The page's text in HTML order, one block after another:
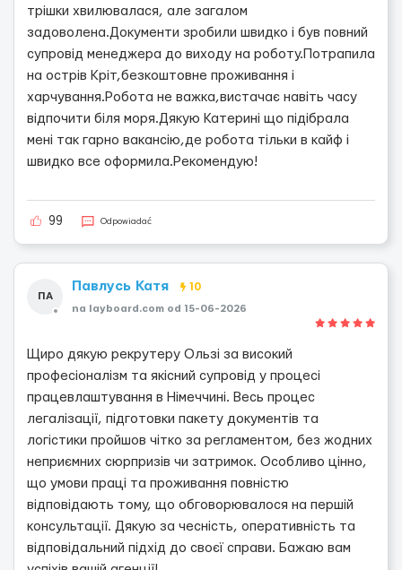
трішки хвилювалася, але загалом
задоволена.Документи зробили швидко і був повний
супровід менеджера до виходу на роботу.Потрапила
на острів Кріт,безкоштовне проживання і
харчування.Робота не важка,вистачає навіть часу
відпочити біля моря.Дякую Катерині що підібрала
мені так гарно вакансію,де робота тільки в кайф і
швидко все оформила.Рекомендую!
99 Odpowiadać
ПА
Павлусь Катя 10
na layboard.com od 15-06-2026
Щиро дякую рекрутеру Ользі за високий
професіоналізм та якісний супровід у процесі
працевлаштування в Німеччині. Весь процес
легалізації, підготовки пакету документів та
логістики пройшов чітко за регламентом, без жодних
неприємних сюрпризів чи затримок. Особливо цінно,
що умови праці та проживання повністю
відповідають тому, що обговорювалося на першій
консультації. Дякую за чесність, оперативність та
відповідальний підхід до своєї справи. Бажаю вам